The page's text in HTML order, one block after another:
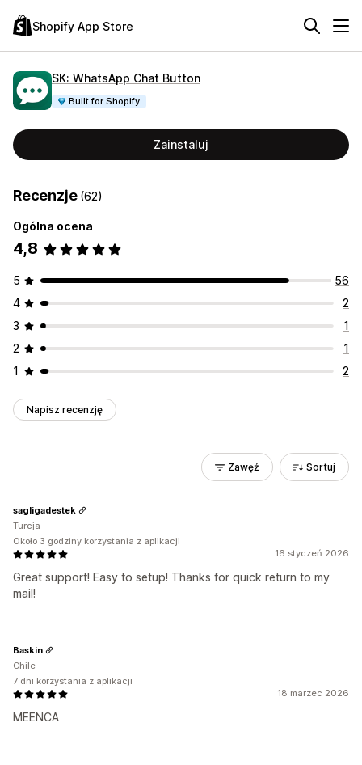
Shopify App Store
SK: WhatsApp Chat Button
Built for Shopify
Zainstaluj
Recenzje (62)
Ogólna ocena
4,8
5
56
4
2
3
1
2
1
1
2
Napisz recenzję
Zawęź Sortuj
16 styczeń 2026
Great support! Easy to setup! Thanks for quick return to my
mail!
sagligadestek
Turcja
Około 3 godziny korzystania z aplikacji
18 marzec 2026
MEENCA
Baskin
Chile
7 dni korzystania z aplikacji